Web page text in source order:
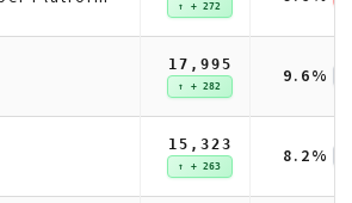
↑ + 272
17,995
↑ + 282 9.6%
15,323
↑ + 263 8.2%